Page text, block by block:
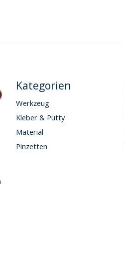
Kategorien
Werkzeug
Kleber & Putty
Material
Pinzetten